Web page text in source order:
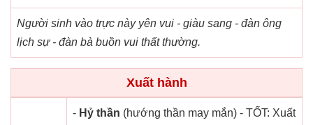
Người sinh vào trực này yên vui - giàu sang - đàn ông
lịch sự - đàn bà buồn vui thất thường.
Xuất hành
- Hỷ thần (hướng thần may mắn) - TỐT: Xuất